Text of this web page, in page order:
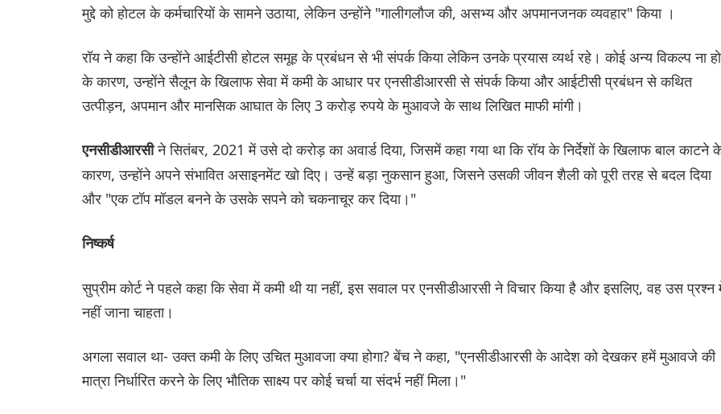
मुद्दे को होटल के कर्मचारियों के सामने उठाया, लेकिन उन्होंने "गालीगलौज की, असभ्य और अपमानजनक व्यवहार" किया ।
रॉय ने कहा कि उन्होंने आईटीसी होटल समूह के प्रबंधन से भी संपर्क किया लेकिन उनके प्रयास व्यर्थ रहे। कोई अन्य विकल्प ना
के कारण, उन्होंने सैलून के खिलाफ सेवा में कमी के आधार पर एनसीडीआरसी से संपर्क किया और आईटीसी प्रबंधन से कथित
उत्पीड़न, अपमान और मानसिक आघात के लिए 3 करोड़ रुपये के मुआवजे के साथ लिखित माफी मांगी।
एनसीडीआरसीने सितंबर, 2021 में उसे दो करोड़ का अवार्ड दिया, जिसमें कहा गया था कि रॉय के निर्देशों के खिलाफ बाल काटने
कारण, उन्होंने अपने संभावित असाइनमेंट खो दिए। उन्हें बड़ा नुकसान हुआ, जिसने उसकी जीवन शैली को पूरी तरह से बदल दिया
और "एक टॉप मॉडल बनने के उसके सपने को चकनाचूर कर दिया।"
निष्कर्ष
सुप्रीम कोर्ट ने पहले कहा कि सेवा में कमी थी या नहीं, इस सवाल पर एनसीडीआरसी ने विचार किया है और इसलिए, वह उस प्रश्न
नहीं जाना चाहता।
अगला सवाल था- उक्त कमी के लिए उचित मुआवजा क्या होगा? बेंच ने कहा, "एनसीडीआरसी के आदेश को देखकर हमें मुआवजे की
मात्रा निर्धारित करने के लिए भौतिक साक्ष्य पर कोई चर्चा या संदर्भ नहीं मिला।"